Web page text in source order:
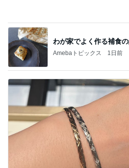
独身時代の貯金で買ったブレスレット
Amebaトピックス